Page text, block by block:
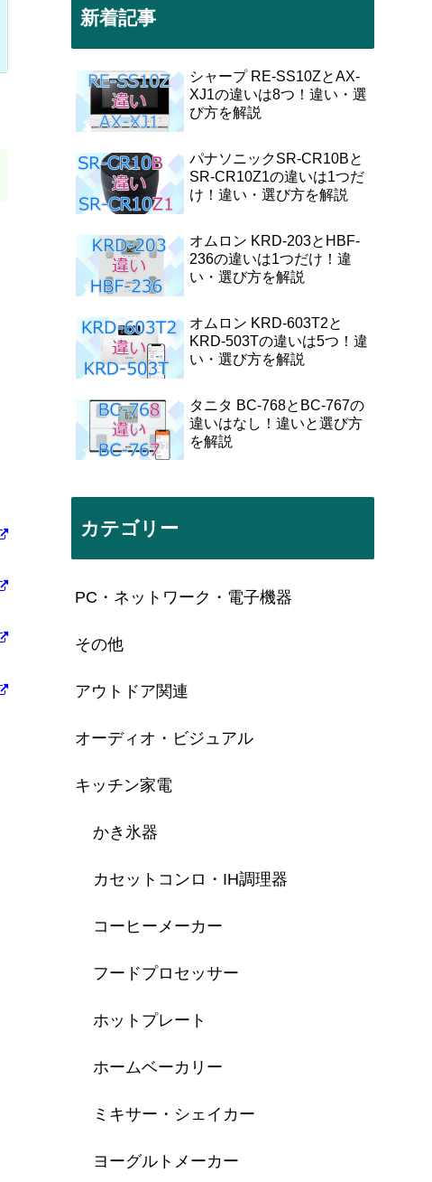
新着記事
シャープ RE-SS10ZとAX-
XJ1の違いは8つ！違い・選
び方を解説
パナソニックSR-CR10Bと
SR-CR10Z1の違いは1つだ
け！違い・選び方を解説
オムロン KRD-203とHBF-
236の違いは1つだけ！違
い・選び方を解説
オムロン KRD-603T2と
KRD-503Tの違いは5つ！違
い・選び方を解説
タニタ BC-768とBC-767の
違いはなし！違いと選び方
を解説
カテゴリー
PC・ネットワーク・電子機器
その他
アウトドア関連
オーディオ・ビジュアル
キッチン家電
かき氷器
カセットコンロ・IH調理器
コーヒーメーカー
フードプロセッサー
ホットプレート
ホームベーカリー
ミキサー・シェイカー
ヨーグルトメーカー